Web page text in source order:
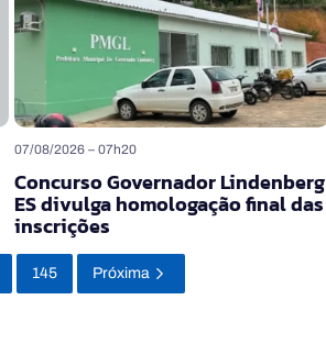
07/08/2026 – 07h20
Concurso Governador Lindenberg
ES divulga homologação final das
inscrições
145 Próxima